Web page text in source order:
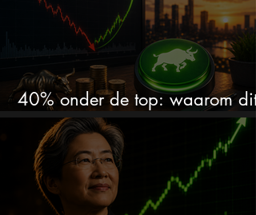
40% onder de top: waarom dit
aandeel weer interessant wordt